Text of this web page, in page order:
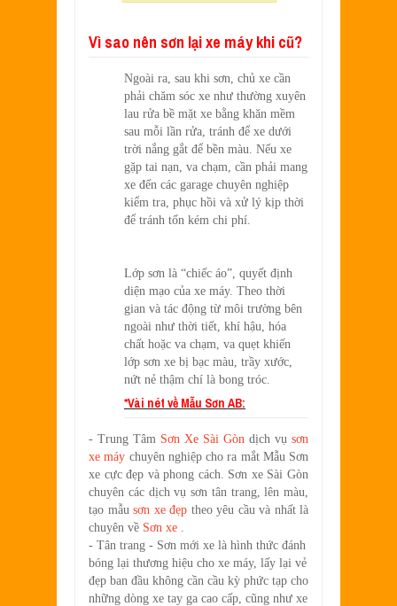
Vì sao nên sơn lại xe máy khi cũ?
Ngoài ra, sau khi sơn, chủ xe cần
phải chăm sóc xe như thường xuyên
lau rửa bề mặt xe bằng khăn mềm
sau mỗi lần rửa, tránh để xe dưới
trời nắng gắt để bền màu. Nếu xe
gặp tai nạn, va chạm, cần phải mang
xe đến các garage chuyên nghiệp
kiểm tra, phục hồi và xử lý kịp thời
để tránh tốn kém chi phí.
Lớp sơn là “chiếc áo”, quyết định
diện mạo của xe máy. Theo thời
gian và tác động từ môi trường bên
ngoài như thời tiết, khí hậu, hóa
chất hoặc va chạm, va quẹt khiến
lớp sơn xe bị bạc màu, trầy xước,
nứt nẻ thậm chí là bong tróc.
*Vài nét về Mẫu Sơn AB:
- Trung Tâm Sơn Xe Sài Gòn dịch vụ sơn
xe máy chuyên nghiệp cho ra mắt Mẫu Sơn
xe cực đẹp và phong cách. Sơn xe Sài Gòn
chuyên các dịch vụ sơn tân trang, lên màu,
tạo mẫu sơn xe đẹp theo yêu cầu và nhất là
chuyên về Sơn xe
- Tân trang - Sơn mới xe là hình thức đánh
bóng lại thương hiệu cho xe máy, lấy lại vẻ
đẹp ban đầu không cần cầu kỳ phức tạp cho
những dòng xe tay ga cao cấp, cũng như xe